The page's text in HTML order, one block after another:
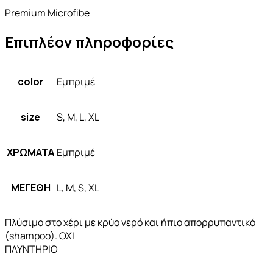
Premium Microfibe
Επιπλέον πληροφορίες
color Εμπριμέ
size S, M, L, XL
ΧΡΩΜΑΤΑ Εμπριμέ
ΜΕΓΕΘΗ L, M, S, XL
Πλύσιμο στο χέρι με κρύο νερό και ήπιο απορρυπαντικό
(shampoo). ΟΧΙ
ΠΛΥΝΤΗΡΙΟ